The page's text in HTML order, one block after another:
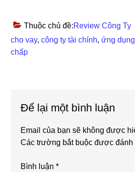
Thuộc chủ đề:Review Công Ty
cho vay,công ty tài chính, ứng
chấp
Interactions
Để lại một bình luận
Email của bạn sẽ không được
Các trường bắt buộc được
Bình luận*